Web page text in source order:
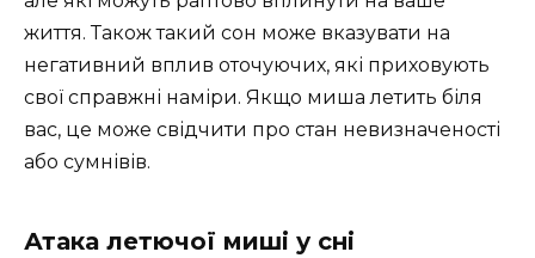
життя. Також такий сон може вказувати на
негативний вплив оточуючих, які приховують
свої справжні наміри. Якщо миша летить біля
вас, це може свідчити про стан невизначеності
або сумнівів.
Атака летючої миші у сні